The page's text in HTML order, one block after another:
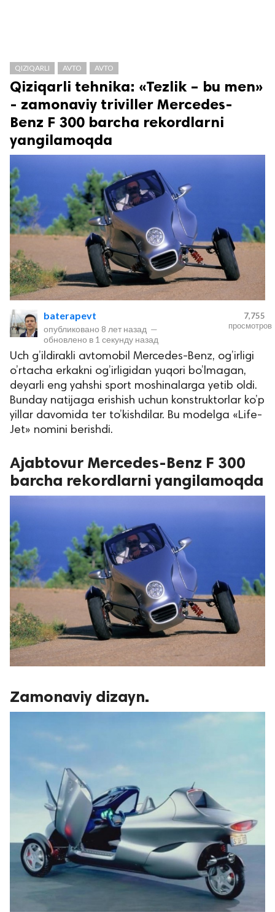
защищены.
QIZIQARLI AVTO AVTO
Qiziqarli tehnika: «Tezlik – bu men»
- zamonaviy triviller Mercedes-
Benz F 300 barcha rekordlarni
yangilamoqda
baterapevt
опубликовано 8 лет назад —
обновлено в 1 секунду назад
7,755
просмотров
Uch g’ildirakli avtomobil Mercedes-Benz, og’irligi
o’rtacha erkakni og’irligidan yuqori bo’lmagan,
deyarli eng yahshi sport moshinalarga yetib oldi.
Bunday natijaga erishish uchun konstruktorlar ko’p
yillar davomida ter to’kishdilar. Bu modelga «Life-
Jet» nomini berishdi.
Ajabtovur Mercedes-Benz F 300
barcha rekordlarni yangilamoqda
Zamonaviy dizayn.